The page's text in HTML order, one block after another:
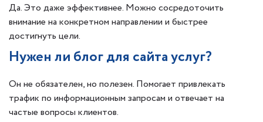
Да. Это даже эффективнее. Можно сосредоточить
внимание на конкретном направлении и быстрее
достигнуть цели.
Нужен ли блог для сайта услуг?
Он не обязателен, но полезен. Помогает привлекать
трафик по информационным запросам и отвечает на
частые вопросы клиентов.